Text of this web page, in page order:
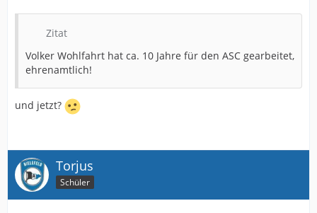
Zitat
Volker Wohlfahrt hat ca. 10 Jahre für den ASC gearbeitet,
ehrenamtlich!
und jetzt?
Torjus
Schüler